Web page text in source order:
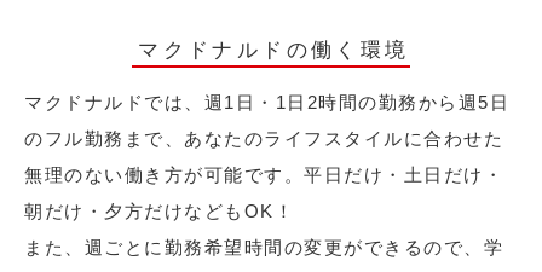
マクドナルドの働く環境
マクドナルドでは、週1日・1日2時間の勤務から週5日
のフル勤務まで、あなたのライフスタイルに合わせた
無理のない働き方が可能です。平日だけ・土日だけ・
朝だけ・夕方だけなどもOK！
また、週ごとに勤務希望時間の変更ができるので、学